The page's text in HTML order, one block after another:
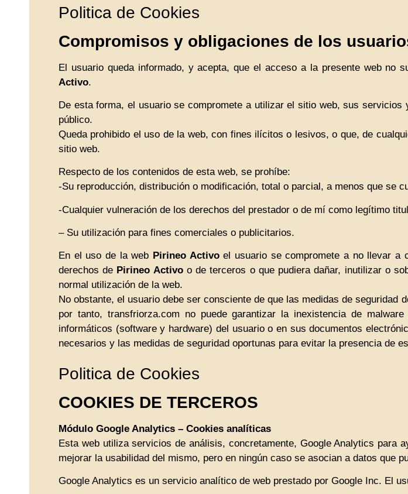
Politica de Cookies
Compromisos y obligaciones de los
El usuario queda informado, y acepta, que el acceso a la presente web no
Activo.
De esta forma, el usuario se compromete a utilizar el sitio web, sus
público.
Queda prohibido el uso de la web, con fines ilícitos o lesivos, o que, de
sitio web.
Respecto de los contenidos de esta web, se prohíbe:
-Su reproducción, distribución o modificación, total o parcial, a menos que se
-Cualquier vulneración de los derechos del prestador o de mí como legítimo
– Su utilización para fines comerciales o publicitarios.
En el uso de la web Pirineo Activoel usuario se compromete a no llevar a
derechos de Pirineo Activoo de terceros o que pudiera dañar, inutilizar o
normal utilización de la web.
No obstante, el usuario debe ser consciente de que las medidas de
por tanto, transfriorza.com no puede garantizar la inexistencia de
informáticos (software y hardware) del usuario o en sus documentos
necesarios y las medidas de seguridad oportunas para evitar la presencia de
Politica de Cookies
COOKIES DE TERCEROS
Módulo Google Analytics – Cookies analíticas
Esta web utiliza servicios de análisis, concretamente, Google Analytics
mejorar la usabilidad del mismo, pero en ningún caso se asocian a datos que
Google Analytics es un servicio analítico de web prestado por Google Inc. El